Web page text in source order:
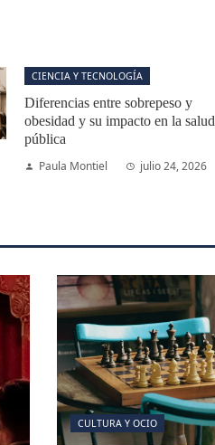
CIENCIA Y TECNOLOGÍA
Diferencias entre sobrepeso y
obesidad y su impacto en la salud
pública
Paula Montiel
julio 24, 2026
CULTURA Y OCIO